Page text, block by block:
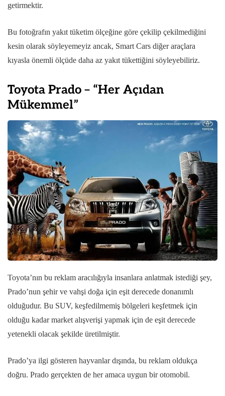
getirmektir.
Bu fotoğrafın yakıt tüketim ölçeğine göre çekilip çekilmediğini
kesin olarak söyleyemeyiz ancak, Smart Cars diğer araçlara
kıyasla önemli ölçüde daha az yakıt tükettiğini söyleyebiliriz.
Toyota Prado – “Her Açıdan
Mükemmel”
Toyota’nın bu reklam aracılığıyla insanlara anlatmak istediği şey,
Prado’nun şehir ve vahşi doğa için eşit derecede donanımlı
olduğudur. Bu SUV, keşfedilmemiş bölgeleri keşfetmek için
olduğu kadar market alışverişi yapmak için de eşit derecede
yetenekli olacak şekilde üretilmiştir.
Prado’ya ilgi gösteren hayvanlar dışında, bu reklam oldukça
doğru. Prado gerçekten de her amaca uygun bir otomobil.